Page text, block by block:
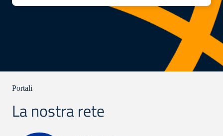
Portali
La nostra rete